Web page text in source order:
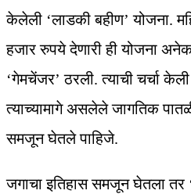
केलेली ‘लाडकी बहीण’ योजना.
हजार रुपये देणारी ही योजना
‘गेमचेंजर’ ठरली. त्याची चर्चा
त्याच्यामागे असलेले जागतिक
समजून घेतले पाहिजे.
जगाचा इतिहास समजून घेतला तर